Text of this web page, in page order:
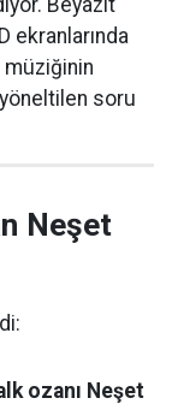
Beyazıt
ekranlarında
müziğinin
soru
Neşet
ozanı Neşet